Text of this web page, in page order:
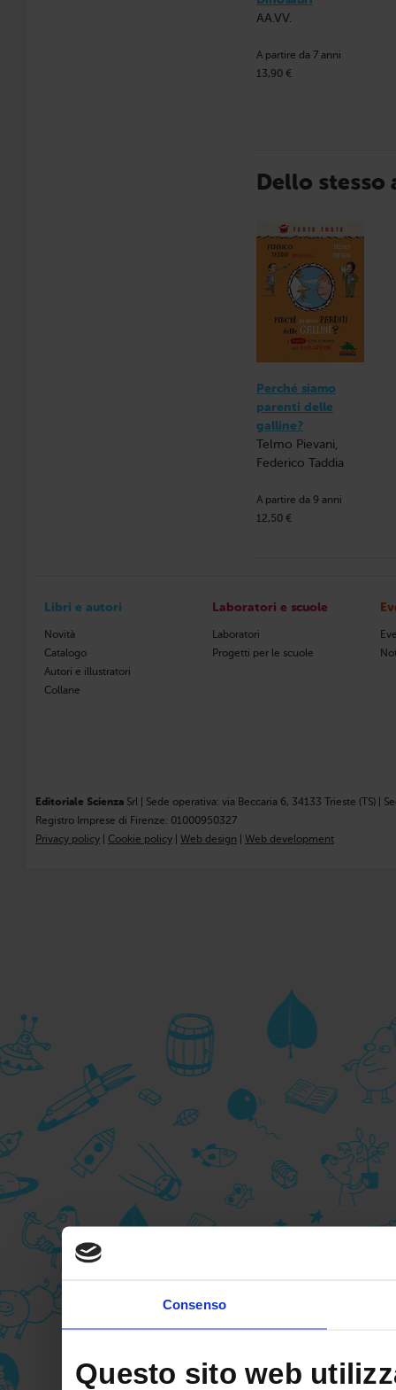
Consenso
Questo sito web
AA.VV.
A partire da 7 anni
13,90 €
Dello stesso
Perché siamo
parenti delle
galline?
Telmo Pievani,
Federico Taddia
A partire da 9 anni
12,50 €
Libri e autori
Novità
Catalogo
Autori e illustratori
Collane
Laboratori e scuole
Laboratori
Progetti per le scuole
Editoriale Scienza Srl | Sede operativa: via Beccaria 6, 34133 Trieste (TS) |
Registro Imprese di Firenze: 01000950327
Privacy policy
Cookie policy Web design Web development